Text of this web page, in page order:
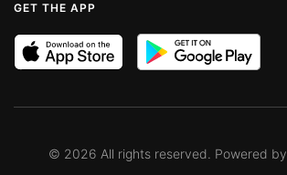
GET THE APP
© 2026 All rights reserved. Powered by